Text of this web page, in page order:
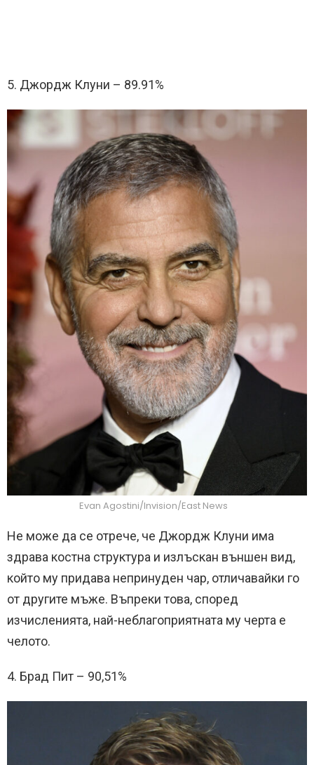
5. Джордж Клуни – 89.91%
Evan Agostini/Invision/East News
Не може да се отрече, че Джордж Клуни има
здрава костна структура и излъскан външен вид,
който му придава непринуден чар, отличавайки го
от другите мъже. Въпреки това, според
изчисленията, най-неблагоприятната му черта е
челото.
4. Брад Пит – 90,51%